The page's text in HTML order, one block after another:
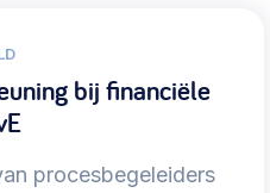
bij financiële
procesbegeleiders